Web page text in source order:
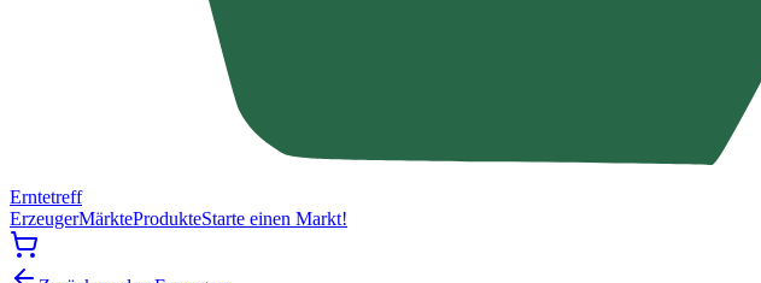
Erntetreff
ErzeugerMärkteProdukteStarte einen Markt!